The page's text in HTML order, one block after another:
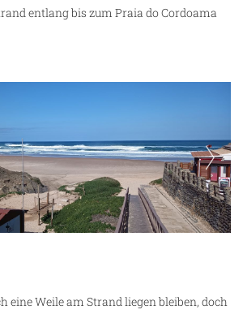
entlang bis zum Praia do Cordoama
eine Weile am Strand liegen bleiben, doch